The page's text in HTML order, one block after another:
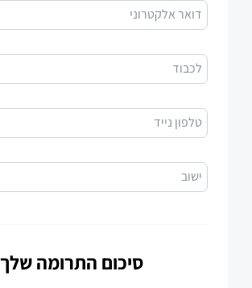
דואר אלקטרוני
לכבוד
טלפון נייד
ישוב
סיכום התרומה שלך